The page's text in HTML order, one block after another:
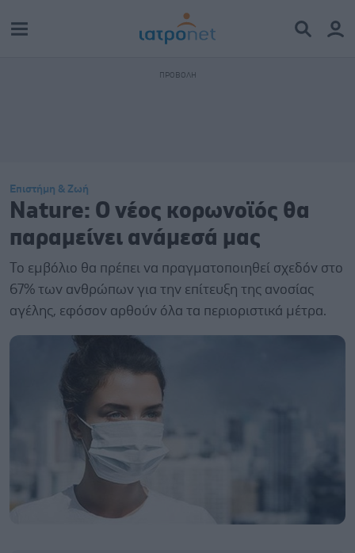
Επιστήμη & Ζωή
Nature: Ο νέος κορωνοϊός θα
παραμείνει ανάμεσά μας
Το εμβόλιο θα πρέπει να πραγματοποιηθεί σχεδόν στο
67% των ανθρώπων για την επίτευξη της ανοσίας
αγέλης, εφόσον αρθούν όλα τα περιοριστικά μέτρα.